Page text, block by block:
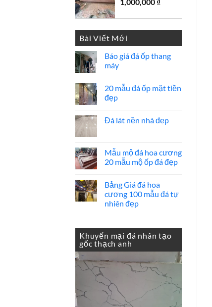
Bài Viết Mới
Báo giá đá ốp thang
máy
bình
luận
ở
đá
20 mẫu đá ốp mặt tiền
đẹp
bình
đá
ốp
mặt
Đá lát nền nhà đẹp
luận
ở
Đá
nhà
đẹp
Mẫu mộ đá hoa cương
20 mẫu mộ ốp đá đẹp
bình
luận
ở
Mẫu
cương
20
mẫu
mộ
đá
đẹp
Bảng Giá đá hoa
cương 100 mẫu đá tự
nhiên đẹp
bình
ở
Bảng
Giá
hoa
100
mẫu
đá
tự
nhiên
Khuyến mại đá nhân tạo
gốc thạch anh